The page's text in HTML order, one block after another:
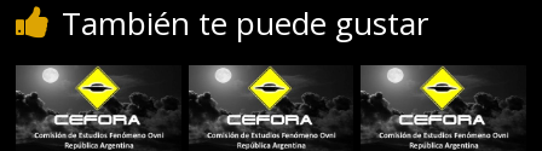
También te puede gustar